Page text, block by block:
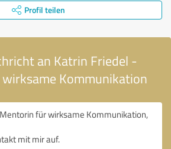
Profil teilen
an Katrin Friedel -
Kommunikation